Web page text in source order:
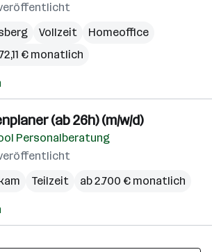
Vollzeit
Homeoffice
€ monatlich
(ab 26h) (m/w/d)
Personalberatung
Teilzeit ab 2.700 € monatlich